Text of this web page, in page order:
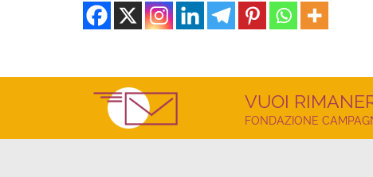
VUOI
FONDAZIONE